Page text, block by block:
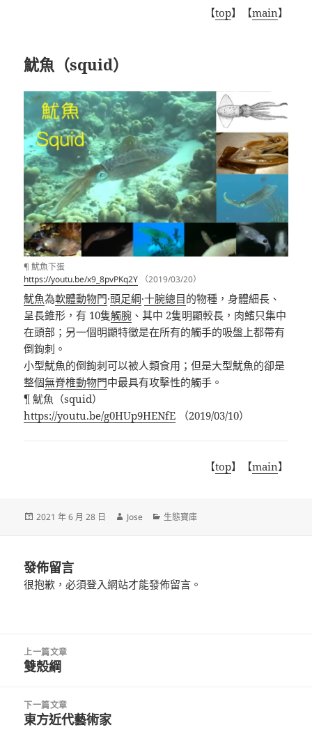
【top】【main】
魷魚（squid）
¶ 魷魚下蛋
https://youtu.be/x9_8pvPKq2Y （2019/03/20）
魷魚為軟體動物門·頭足綱·十腕總目的物種， 身體細長、
呈長錐形，有 10隻觸腕 、其中 2隻明顯較長，肉鰭只集中
在頭部；另一個明顯特徵是在所有的觸手的吸盤上都帶有
倒鉤刺。
小型魷魚的倒鉤刺可以被人類食用；但是大型魷魚的卻是
整個無脊椎動物門中最具有攻擊性的觸手。
¶魷魚（squid）
https://youtu.be/g0HUp9HENfE
（2019/03/10）
【top】【main】
發
2021 年 6 月 28 日
作
Jose
分
生態寶庫
發佈留言
很抱歉，必須登入網站才能發佈留言。
上一篇文章
上
篇
文
雙殼綱
下一篇文章
下
東方近代藝術家